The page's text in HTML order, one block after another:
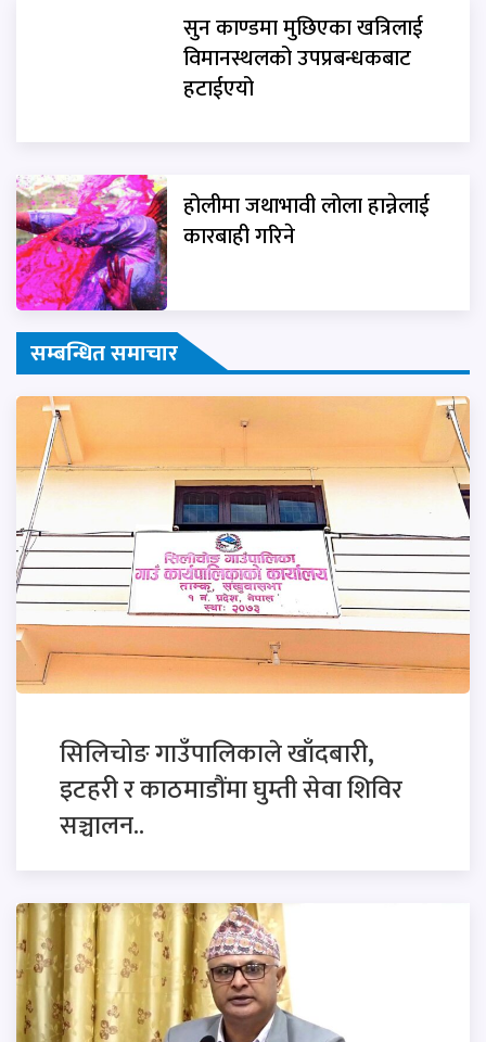
सुन काण्डमा मुछिएका खत्रिलाई
विमानस्थलको उपप्रबन्धकबाट
हटाईएयो
होलीमा जथाभावी लोला हान्नेलाई
कारबाही गरिने
सम्बन्धित समाचार
सिलिचोङ गाउँपालिकाले खाँदबारी,
इटहरी र काठमाडौंमा घुम्ती सेवा शिविर
सञ्चालन..